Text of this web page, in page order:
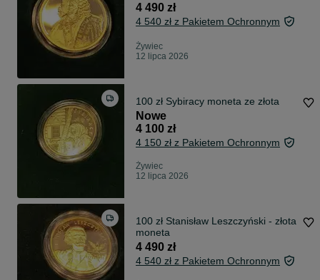
4 490 zł
4 540 zł z Pakietem Ochronnym
Żywiec
12 lipca 2026
100 zł Sybiracy moneta ze złota
Nowe
4 100 zł
4 150 zł z Pakietem Ochronnym
Żywiec
12 lipca 2026
100 zł Stanisław Leszczyński - złota
moneta
4 490 zł
4 540 zł z Pakietem Ochronnym